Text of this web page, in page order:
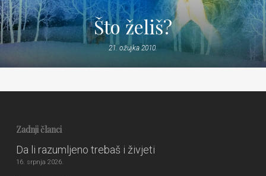
Što želiš?
21. ožujka 2010.
Zadnji članci
Da li razumljeno trebaš i živjeti
16. srpnja 2026.